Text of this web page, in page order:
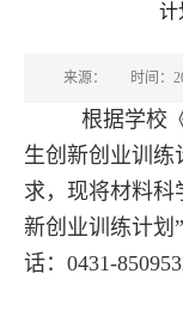
计
来源： 时间：
根据学校
生创新创业训练
求，现将材料科
新创业训练计划
话：0431-